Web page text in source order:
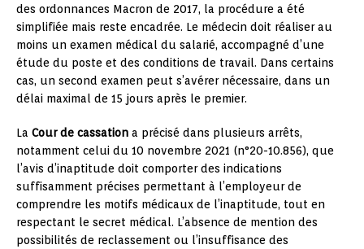
des ordonnances Macron de 2017, la procédure a été
simplifiée mais reste encadrée. Le médecin doit réaliser au
moins un examen médical du salarié, accompagné d’une
étude du poste et des conditions de travail. Dans certains
cas, un second examen peut s’avérer nécessaire, dans un
délai maximal de 15 jours après le premier.
La Cour de cassation a précisé dans plusieurs arrêts,
notamment celui du 10 novembre 2021 (n°20-10.856), que
l’avis d’inaptitude doit comporter des indications
suffisamment précises permettant à l’employeur de
comprendre les motifs médicaux de l’inaptitude, tout en
respectant le secret médical. L’absence de mention des
possibilités de reclassement ou l’insuffisance des